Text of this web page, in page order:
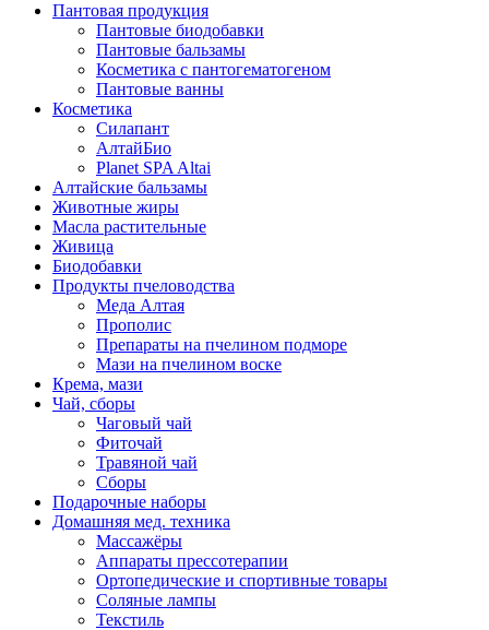
Пантовая продукция
Пантовые биодобавки
Пантовые бальзамы
Косметика с пантогематогеном
Пантовые ванны
Косметика
Силапант
АлтайБио
Planet SPA Altai
Алтайские бальзамы
Животные жиры
Масла растительные
Живица
Биодобавки
Продукты пчеловодства
Меда Алтая
Прополис
Препараты на пчелином подморе
Мази на пчелином воске
Крема, мази
Чай, сборы
Чаговый чай
Фиточай
Травяной чай
Сборы
Подарочные наборы
Домашняя мед. техника
Массажёры
Аппараты прессотерапии
Ортопедические и спортивные товары
Соляные лампы
Текстиль